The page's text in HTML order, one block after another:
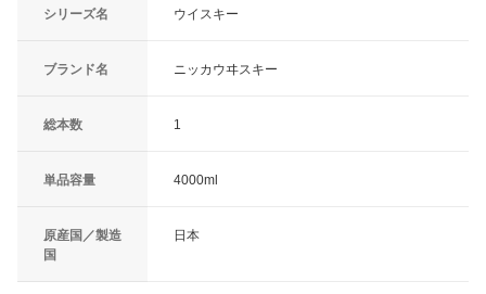
シリーズ名 ウイスキー
ブランド名 ニッカウヰスキー
総本数 1
単品容量 4000ml
原産国／製造
国
日本